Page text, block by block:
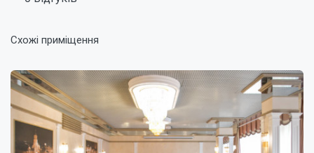
Схожі приміщення